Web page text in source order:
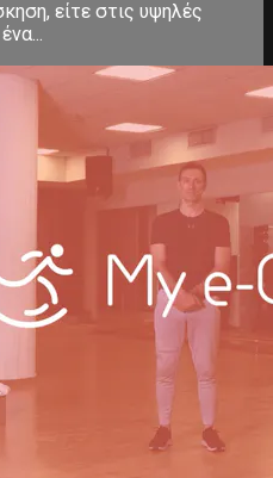
είτε στις υψηλές